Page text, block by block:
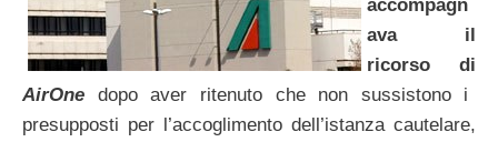
accompagn
ava il
ricorso di
AirOne dopo aver ritenuto che non sussistono i
presupposti per l’accoglimento dell’istanza cautelare,